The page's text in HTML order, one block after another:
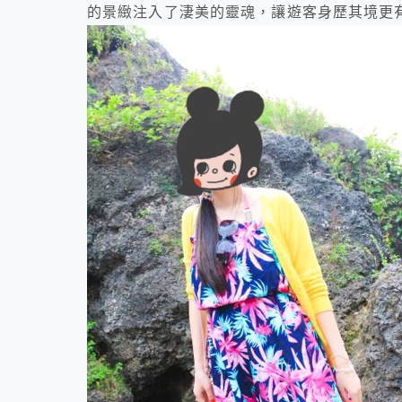
的景緻注入了淒美的靈魂，讓遊客身歷其境更